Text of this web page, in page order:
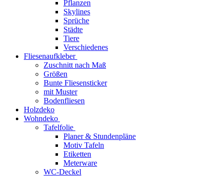
Pflanzen
Skylines
Sprüche
Städte
Tiere
Verschiedenes
Fliesenaufkleber
Zuschnitt nach Maß
Größen
Bunte Fliesensticker
mit Muster
Bodenfliesen
Holzdeko
Wohndeko
Tafelfolie
Planer & Stundenpläne
Motiv Tafeln
Etiketten
Meterware
WC-Deckel